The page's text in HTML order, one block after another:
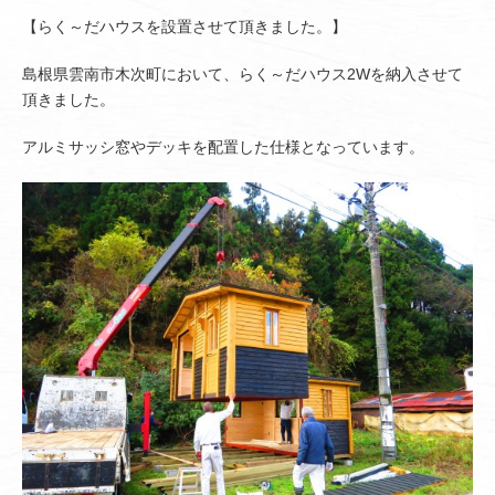
【らく～だハウスを設置させて頂きました。】
島根県雲南市木次町において、らく～だハウス2Wを納入させて
頂きました。
アルミサッシ窓やデッキを配置した仕様となっています。